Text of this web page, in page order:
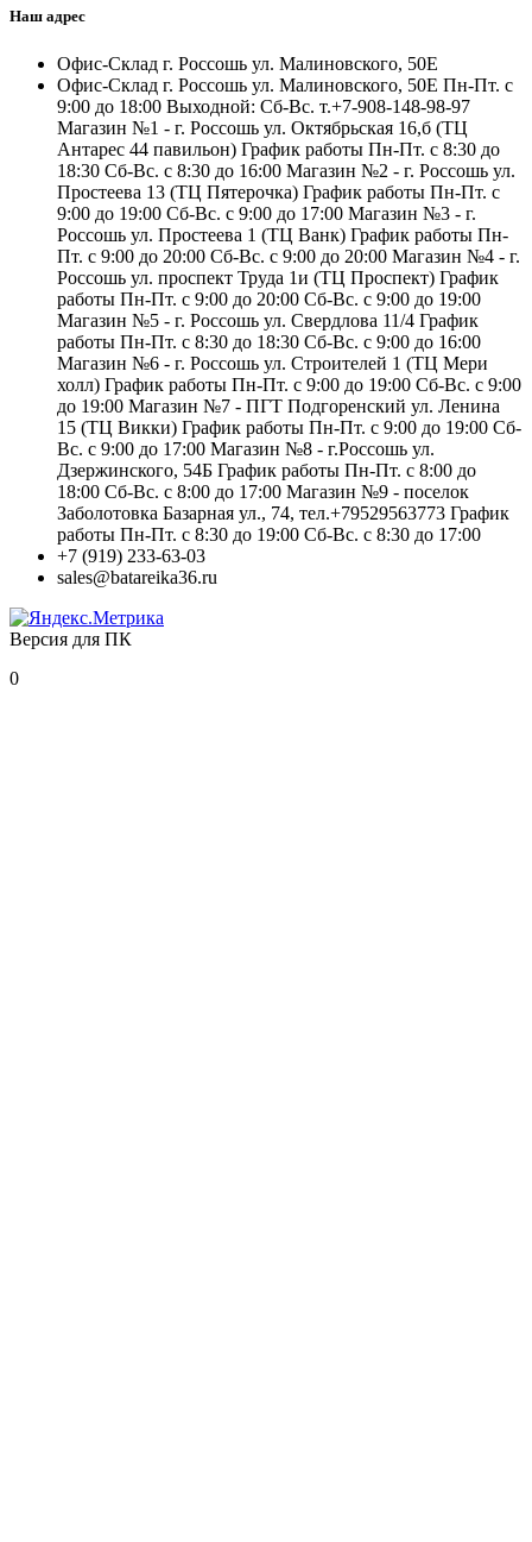
Наш адрес
Офис-Склад г. Россошь ул. Малиновского, 50Е
Офис-Склад г. Россошь ул. Малиновского, 50Е Пн-Пт. с
9:00 до 18:00 Выходной: Сб-Вс. т.+7-908-148-98-97
Магазин №1 - г. Россошь ул. Октябрьская 16,б (ТЦ
Антарес 44 павильон) График работы Пн-Пт. с 8:30 до
18:30 Сб-Вс. с 8:30 до 16:00 Магазин №2 - г. Россошь ул.
Простеева 13 (ТЦ Пятерочка) График работы Пн-Пт. с
9:00 до 19:00 Сб-Вс. с 9:00 до 17:00 Магазин №3 - г.
Россошь ул. Простеева 1 (ТЦ Ванк) График работы Пн-
Пт. с 9:00 до 20:00 Сб-Вс. с 9:00 до 20:00 Магазин №4 - г.
Россошь ул. проспект Труда 1и (ТЦ Проспект) График
работы Пн-Пт. с 9:00 до 20:00 Сб-Вс. с 9:00 до 19:00
Магазин №5 - г. Россошь ул. Свердлова 11/4 График
работы Пн-Пт. с 8:30 до 18:30 Сб-Вс. с 9:00 до 16:00
Магазин №6 - г. Россошь ул. Строителей 1 (ТЦ Мери
холл) График работы Пн-Пт. с 9:00 до 19:00 Сб-Вс. с 9:00
до 19:00 Магазин №7 - ПГТ Подгоренский ул. Ленина
15 (ТЦ Викки) График работы Пн-Пт. с 9:00 до 19:00 Сб-
Вс. с 9:00 до 17:00 Магазин №8 - г.Россошь ул.
Дзержинского, 54Б График работы Пн-Пт. с 8:00 до
18:00 Сб-Вс. с 8:00 до 17:00 Магазин №9 - поселок
Заболотовка Базарная ул., 74, тел.+79529563773 График
работы Пн-Пт. с 8:30 до 19:00 Сб-Вс. с 8:30 до 17:00
+7 (919) 233-63-03
sales@batareika36.ru
Версия для ПК
0